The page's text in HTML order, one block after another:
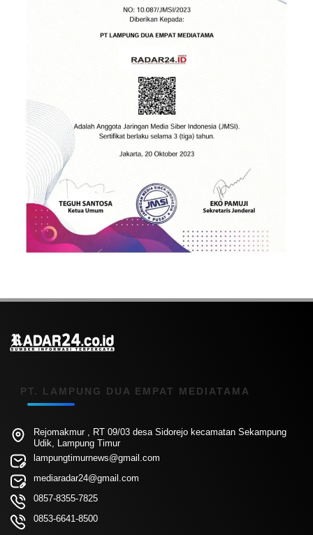
PT. LAMPUNG DUA EMPAT MEDIATAMA
Rejomakmur , RT 09/03 desa Sidorejo kecamatan Sekampung
Udik, Lampung Timur
lampungtimurnews@gmail.com
mediaradar24@gmail.com
0857-8355-7825
0853-6641-8500